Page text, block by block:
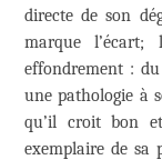
directe de son
marque
effondrement :
une pathologie à
qu’il croit bon
exemplaire de sa